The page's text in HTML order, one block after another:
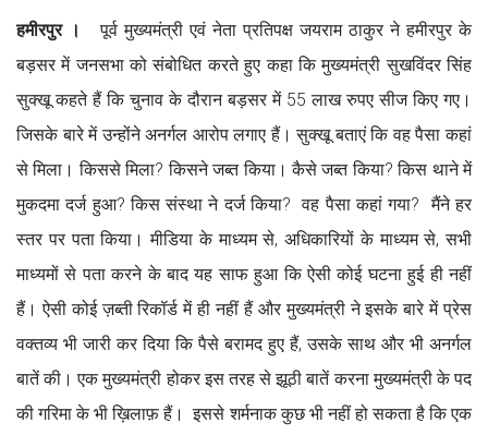
हमीरपुर ।
पूर्व मुख्यमंत्री एवं नेता प्रतिपक्ष जयराम ठाकुर ने हमीरपुर के
बड़सर में जनसभा को संबोधित करते हुए कहा कि मुख्यमंत्री सुखविंदर सिंह
सुक्खू कहते हैं कि चुनाव के दौरान बड़सर में 55 लाख रुपए सीज किए गए।
जिसके बारे में उन्होंने अनर्गल आरोप लगाए हैं। सुक्खू बताएं कि वह पैसा कहां
से मिला। किससे मिला? किसने जब्त किया। कैसे जब्त किया? किस थाने में
मुकदमा दर्ज हुआ? किस संस्था ने दर्ज किया? वह पैसा कहां गया? मैंने हर
स्तर पर पता किया। मीडिया के माध्यम से, अधिकारियों के माध्यम से, सभी
माध्यमों से पता करने के बाद यह साफ हुआ कि ऐसी कोई घटना हुई ही नहीं
हैं। ऐसी कोई ज़ब्ती रिकॉर्ड में ही नहीं हैं और मुख्यमंत्री ने इसके बारे में प्रेस
वक्तव्य भी जारी कर दिया कि पैसे बरामद हुए हैं, उसके साथ और भी अनर्गल
बातें की। एक मुख्यमंत्री होकर इस तरह से झूठी बातें करना मुख्यमंत्री के पद
की गरिमा के भी ख़िलाफ़ हैं। इससे शर्मनाक कुछ भी नहीं हो सकता है कि एक